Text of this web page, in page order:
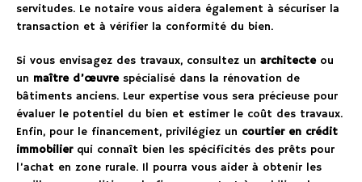
servitudes. Le notaire vous aidera également à sécuriser la
transaction et à vérifier la conformité du bien.
Si vous envisagez des travaux, consultez un architecteou
un maître d’œuvrespécialisé dans la rénovation de
bâtiments anciens. Leur expertise vous sera précieuse pour
évaluer le potentiel du bien et estimer le coût des travaux.
Enfin, pour le financement, privilégiez un courtier en crédit
immobilierqui connaît bien les spécificités des prêts pour
l’achat en zone rurale. Il pourra vous aider à obtenir les